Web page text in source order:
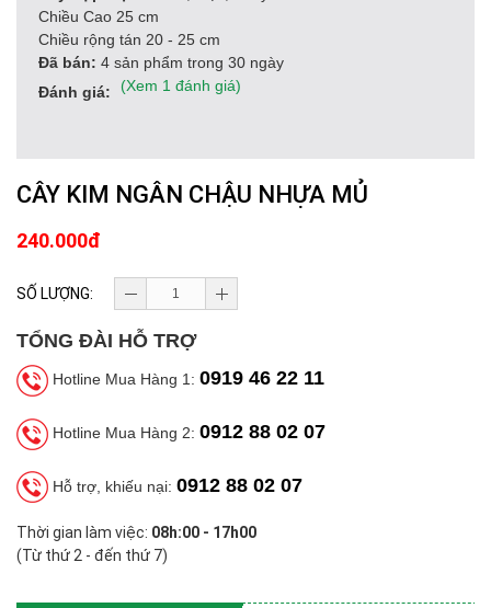
Chiều Cao 25 cm
Chiều rộng tán 20 - 25 cm
Đã bán: 4 sản phẩm trong 30 ngày
Đánh giá:
(Xem 1 đánh giá)
CÂY KIM NGÂN CHẬU NHỰA MỦ
240.000đ
SỐ LƯỢNG:
TỔNG ĐÀI HỖ TRỢ
Hotline Mua Hàng 1: 0919 46 22 11
Hotline Mua Hàng 2: 0912 88 02 07
Hỗ trợ, khiếu nại: 0912 88 02 07
Thời gian làm việc: 08h:00 - 17h00
(Từ thứ 2 - đến thứ 7)